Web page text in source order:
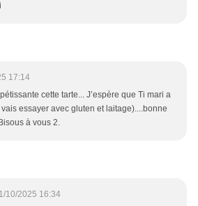
17:14
cette tarte... J’espère que Ti mari a
essayer avec gluten et laitage)....bonne
à vous 2.
10/2025 16:34